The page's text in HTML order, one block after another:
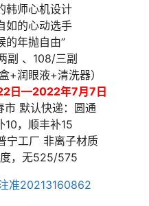
韩师心机设计
如的心动选手
的年抛自由”
副 、108/三副
+润眼液+清洗器）
日—2022年7月7日
市 默认快递：圆通
10，顺丰补15
宁工厂 非离子材质
，无525/575
准20213160862